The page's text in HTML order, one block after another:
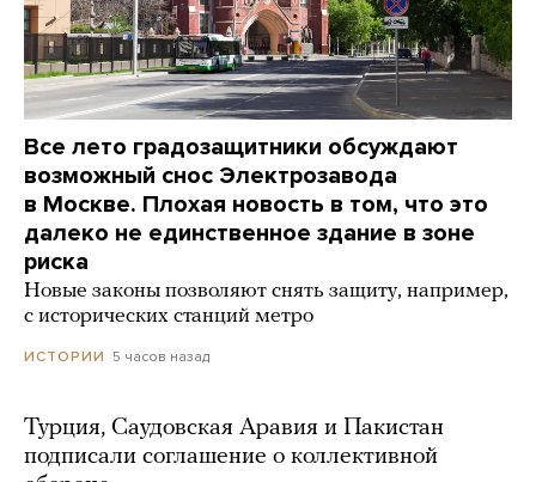
Все лето градозащитники обсуждают
возможный снос Электрозавода
в Москве. Плохая новость в том, что это
далеко не единственное здание в зоне
риска
Новые законы позволяют снять защиту, например,
с исторических станций метро
ИСТОРИИ 5 часов назад
Турция, Саудовская Аравия и Пакистан
подписали соглашение о коллективной